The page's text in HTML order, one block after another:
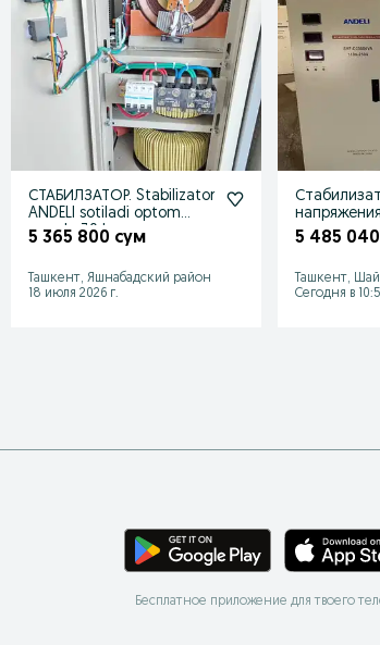
СТАБИЛЗАТОР. Stabilizator
ANDELI sotiladi optom
narxda 30 kv
5 365 800 сум
Ташкент, Яшнабадский район
18 июля 2026 г.
5 485
Ташкент,
Сегодня в
Бесплатное приложение для твоего